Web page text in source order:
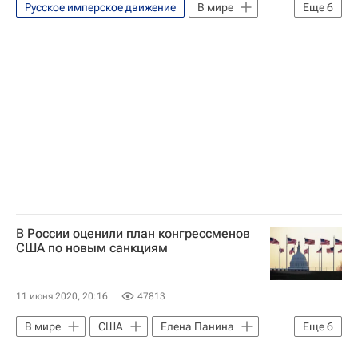
Еще6
Русское имперское движение
В мире
Швеция
США
Россия
В России оценили план конгрессменов
США по новым санкциям
11 июня 2020, 20:16 47813
Еще6
В мире США
Елена Панина